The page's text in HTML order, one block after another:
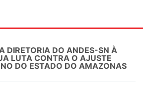
DIRETORIA DO ANDES-SN À
LUTA CONTRA O AJUSTE
DO ESTADO DO AMAZONAS